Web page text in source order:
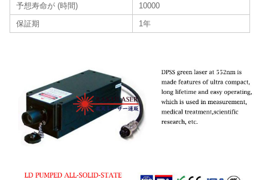
予想寿命が (時間)
10000
保証期
1年